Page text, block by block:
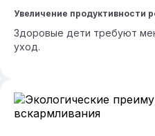
Увеличение продуктивности
Здоровые дети требуют
уход.